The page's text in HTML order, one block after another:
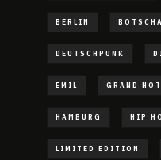
BERLIN
DEUTSCHPUNK
EMIL GRAND
HAMBURG HIP
LIMITED EDITION